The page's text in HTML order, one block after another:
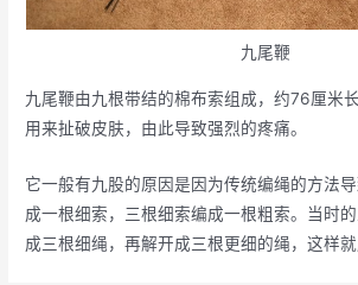
九尾鞭
九尾鞭由九根带结的棉布索组成，约76厘米
用来扯破皮肤，由此导致强烈的疼痛。
它一般有九股的原因是因为传统编绳的方法
成一根细索，三根细索编成一根粗索。当时
成三根细绳，再解开成三根更细的绳，这样就